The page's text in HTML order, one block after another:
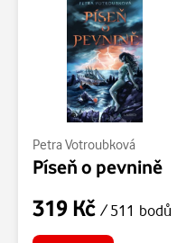
Petra Votroubková
Píseň o pevnině
319 Kč / 511 bodů